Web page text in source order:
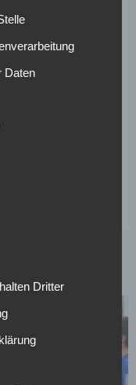
jedoch äußerst
sich der Serbe erst
Dennoch hat er
Zahlung in Höhe
wechseln. Die
wäre dabei
beim
Daten
Dritter